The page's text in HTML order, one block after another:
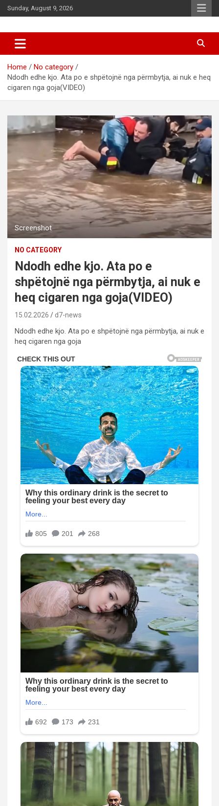
Skip
to
Sunday, August 9, 2026
d7-news.com
Home
No category
Ndodh edhe kjo. Ata po e shpëtojnë nga përmbytja, ai nuk e heq
cigaren nga goja(VIDEO)
Screenshot
NO CATEGORY
Ndodh edhe kjo. Ata po e
shpëtojnë nga përmbytja, ai nuk e
heq cigaren nga goja(VIDEO)
15.02.2026 d7-news
Ndodh edhe kjo. Ata po e shpëtojnë nga përmbytja, ai nuk e
heq cigaren nga goja